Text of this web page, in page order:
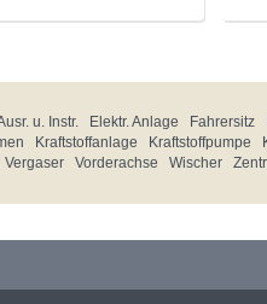
u. Instr. Elektr. Anlage Fahrersitz
Kraftstoffanlage Kraftstoffpumpe
Vergaser Vorderachse Wischer